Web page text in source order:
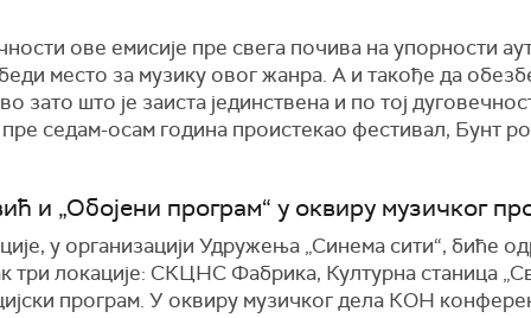
ове емисије пре свега почива на упорности
место за музику овог жанра. А и такође да
што је заиста јединствена и по тој
пре седам-осам година проистекао фестивал, Бунт
и „Обојени програм“ у оквиру музичког
у организацији Удружења „Синема сити“, биће
три локације: СКЦНС Фабрика, Културна станица
програм. У оквиру музичког дела КОН